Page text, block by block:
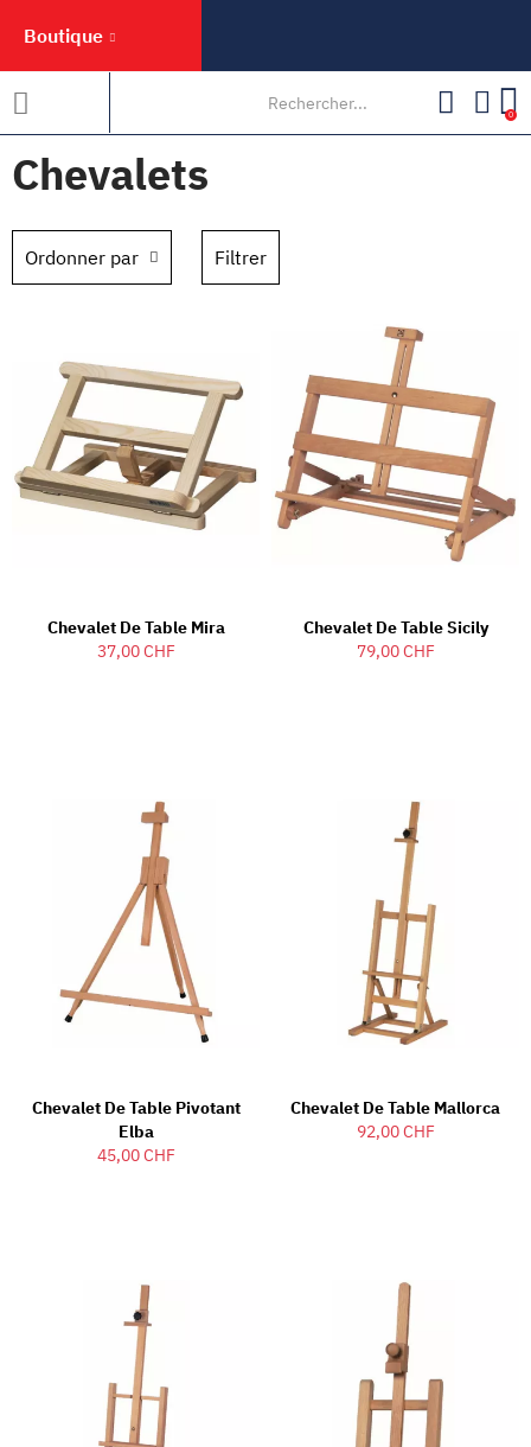
Boutique
0
Chevalets
Ordonner par Filtrer
Chevalet De Table Mira
37,00 CHF
Chevalet De Table Sicily
79,00 CHF
Chevalet De Table Pivotant
Elba
45,00 CHF
Chevalet De Table Mallorca
92,00 CHF